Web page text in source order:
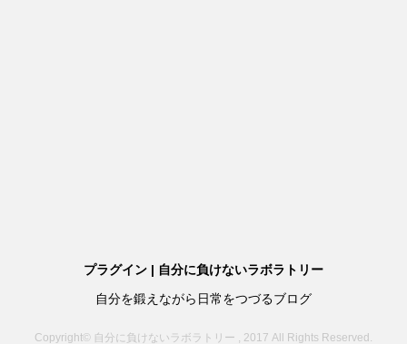
プラグイン | 自分に負けないラボラトリー
自分を鍛えながら日常をつづるブログ
Copyright© 自分に負けないラボラトリー , 2017 All Rights Reserved.